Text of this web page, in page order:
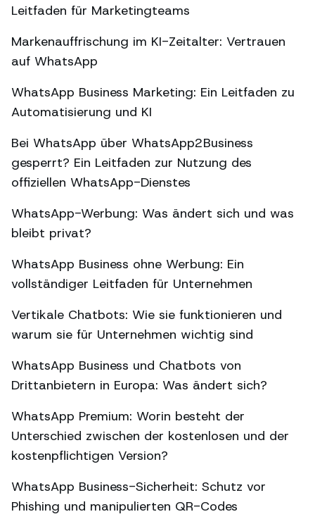
Leitfaden für Marketingteams
Markenauffrischung im KI-Zeitalter: Vertrauen
auf WhatsApp
WhatsApp Business Marketing: Ein Leitfaden zu
Automatisierung und KI
Bei WhatsApp über WhatsApp2Business
gesperrt? Ein Leitfaden zur Nutzung des
offiziellen WhatsApp-Dienstes
WhatsApp-Werbung: Was ändert sich und was
bleibt privat?
WhatsApp Business ohne Werbung: Ein
vollständiger Leitfaden für Unternehmen
Vertikale Chatbots: Wie sie funktionieren und
warum sie für Unternehmen wichtig sind
WhatsApp Business und Chatbots von
Drittanbietern in Europa: Was ändert sich?
WhatsApp Premium: Worin besteht der
Unterschied zwischen der kostenlosen und der
kostenpflichtigen Version?
WhatsApp Business-Sicherheit: Schutz vor
Phishing und manipulierten QR-Codes